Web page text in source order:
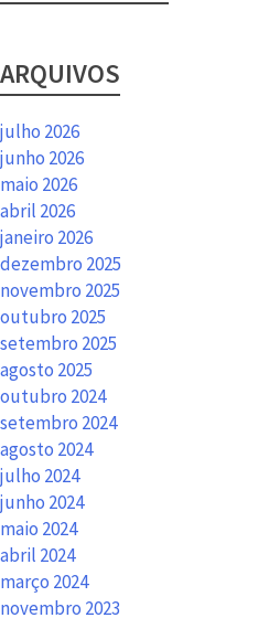
ARQUIVOS
julho 2026
junho 2026
maio 2026
abril 2026
janeiro 2026
dezembro 2025
novembro 2025
outubro 2025
setembro 2025
agosto 2025
outubro 2024
setembro 2024
agosto 2024
julho 2024
junho 2024
maio 2024
abril 2024
março 2024
novembro 2023